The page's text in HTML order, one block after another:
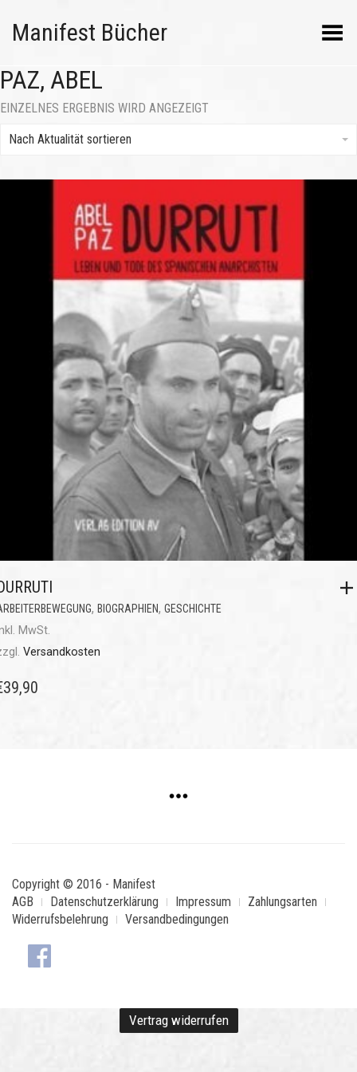
Manifest Bücher Menü umschalten
PAZ, ABEL
EINZELNES ERGEBNIS WIRD ANGEZEIGT
Nach Aktualität sortieren
, BIOGRAPHIEN, GESCHICHTE
MwSt.
Versandkosten
39,90
Copyright © 2016 - Manifest
AGB
Datenschutzerklärung Impressum
Zahlungsarten
Widerrufsbelehrung
Versandbedingungen
Vertrag widerrufen